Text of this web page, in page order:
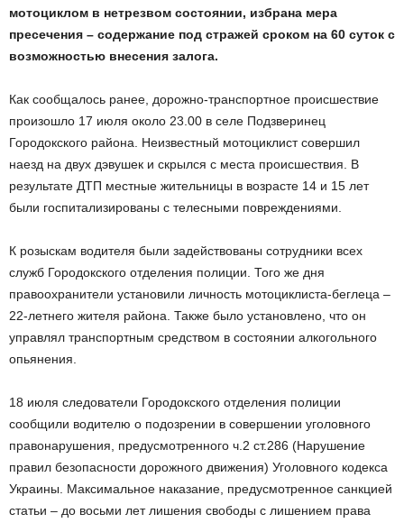
мотоциклом в нетрезвом состоянии, избрана мера
пресечения – содержание под стражей сроком на 60 суток с
возможностью внесения залога.
Как сообщалось ранее, дорожно-транспортное происшествие
произошло 17 июля около 23.00 в селе Подзверинец
Городокского района. Неизвестный мотоциклист совершил
наезд на двух дэвушек и скрылся с места происшествия. В
результате ДТП местные жительницы в возрасте 14 и 15 лет
были госпитализированы с телесными повреждениями.
К розыскам водителя были задействованы сотрудники всех
служб Городокского отделения полиции. Того же дня
правоохранители установили личность мотоциклиста-беглеца –
22-летнего жителя района. Также было установлено, что он
управлял транспортным средством в состоянии алкогольного
опьянения.
18 июля следователи Городокского отделения полиции
сообщили водителю о подозрении в совершении уголовного
правонарушения, предусмотренного ч.2 ст.286 (Нарушение
правил безопасности дорожного движения) Уголовного кодекса
Украины. Максимальное наказание, предусмотренное санкцией
статьи – до восьми лет лишения свободы с лишением права